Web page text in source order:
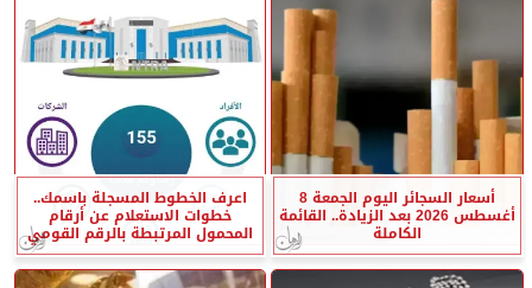
أسعار السجائر اليوم الجمعة 8
أغسطس 2026 بعد الزيادة.. القائمة
الكاملة
اعرف الخطوط المسجلة باسمك..
خطوات الاستعلام عن أرقام
المحمول المرتبطة بالرقم القومي